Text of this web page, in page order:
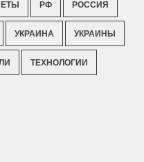
РФ РОССИЯ
УКРАИНА УКРАИНЫ
ТЕХНОЛОГИИ